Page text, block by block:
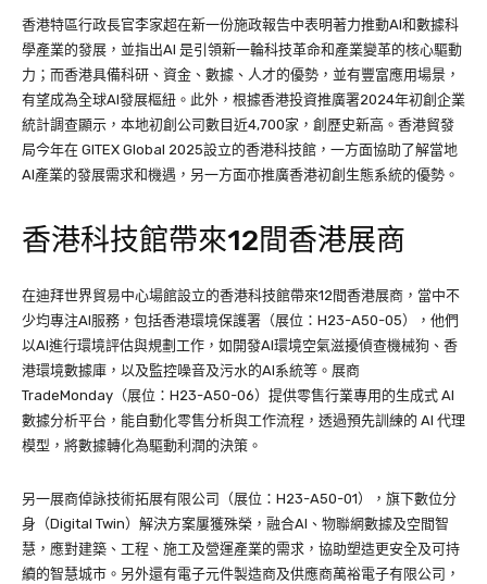
香港特區行政長官李家超在新一份施政報告中表明著力推動AI和數據科
學產業的發展，並指出AI 是引領新一輪科技革命和產業變革的核心驅動
力；而香港具備科研、資金、數據、人才的優勢，並有豐富應用場景，
有望成為全球AI發展樞紐。此外，根據香港投資推廣署2024年初創企業
統計調查顯示，本地初創公司數目近4,700家，創歷史新高。香港貿發
局今年在 GITEX Global 2025設立的香港科技館，一方面協助了解當地
AI產業的發展需求和機遇，另一方面亦推廣香港初創生態系統的優勢。
香港科技館帶來12間香港展商
在迪拜世界貿易中心場館設立的香港科技館帶來12間香港展商，當中不
少均專注AI服務，包括香港環境保護署（展位：H23-A50-05），他們
以AI進行環境評估與規劃工作，如開發AI環境空氣滋擾偵查機械狗、香
港環境數據庫，以及監控噪音及污水的AI系統等。展商
TradeMonday（展位：H23-A50-06）提供零售行業專用的生成式 AI
數據分析平台，能自動化零售分析與工作流程，透過預先訓練的 AI 代理
模型，將數據轉化為驅動利潤的決策。
另一展商倬詠技術拓展有限公司（展位：H23-A50-01），旗下數位分
身（Digital Twin）解決方案屢獲殊榮，融合AI、物聯網數據及空間智
慧，應對建築、工程、施工及營運產業的需求，協助塑造更安全及可持
續的智慧城市。另外還有電子元件製造商及供應商萬裕電子有限公司，